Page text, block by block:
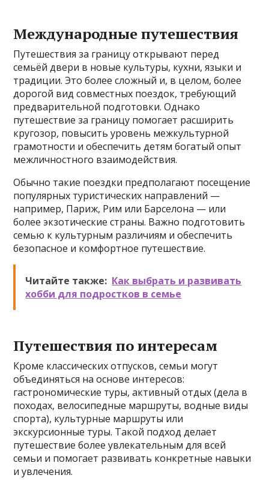
Международные путешествия
Путешествия за границу открывают перед
семьёй двери в новые культуры, кухни, языки и
традиции. Это более сложный и, в целом, более
дорогой вид совместных поездок, требующий
предварительной подготовки. Однако
путешествие за границу помогает расширить
кругозор, повысить уровень межкультурной
грамотности и обеспечить детям богатый опыт
межличностного взаимодействия.
Обычно такие поездки предполагают посещение
популярных туристических направлений —
например, Париж, Рим или Барселона — или
более экзотические страны. Важно подготовить
семью к культурным различиям и обеспечить
безопасное и комфортное путешествие.
Читайте также: Как выбрать и развивать
хобби для подростков в семье
Путешествия по интересам
Кроме классических отпусков, семьи могут
объединяться на основе интересов:
гастрономические туры, активный отдых (дела в
походах, велосипедные маршруты, водные виды
спорта), культурные маршруты или
экскурсионные туры. Такой подход делает
путешествие более увлекательным для всей
семьи и помогает развивать конкретные навыки
и увлечения.